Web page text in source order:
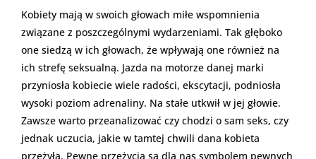
Kobiety mają w swoich głowach miłe wspomnienia
związane z poszczególnymi wydarzeniami. Tak głęboko
one siedzą w ich głowach, że wpływają one również na
ich strefę seksualną. Jazda na motorze danej marki
przyniosła kobiecie wiele radości, ekscytacji, podniosła
wysoki poziom adrenaliny. Na stałe utkwił w jej głowie.
Zawsze warto przeanalizować czy chodzi o sam seks, czy
jednak uczucia, jakie w tamtej chwili dana kobieta
przeżyła. Pewne przeżycia są dla nas symbolem pewnych